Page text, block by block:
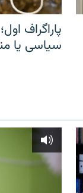
پاراگراف
سیاسی یا